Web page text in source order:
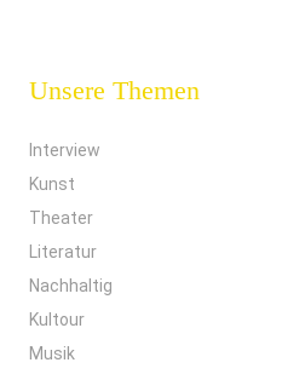
Unsere Themen
Interview
Kunst
Theater
Literatur
Nachhaltig
Kultour
Musik